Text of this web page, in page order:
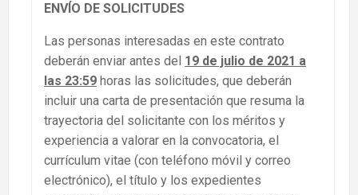
ENVÍO DE SOLICITUDES
Las personas interesadas en este contrato
deberán enviar antes del 19 de julio de 2021 a
las 23:59 horas las solicitudes, que deberán
incluir una carta de presentación que resuma la
trayectoria del solicitante con los méritos y
experiencia a valorar en la convocatoria, el
currículum vitae (con teléfono móvil y correo
electrónico), el título y los expedientes